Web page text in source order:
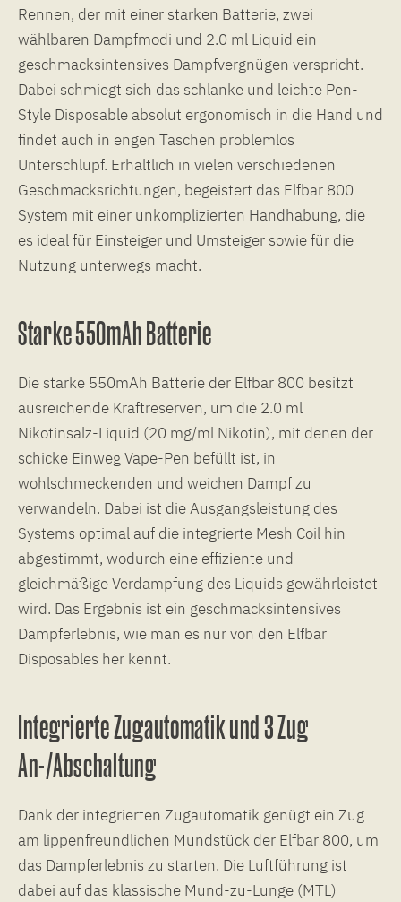
Rennen, der mit einer starken Batterie, zwei
wählbaren Dampfmodi und 2.0 ml Liquid ein
geschmacksintensives Dampfvergnügen verspricht.
Dabei schmiegt sich das schlanke und leichte Pen-
Style Disposable absolut ergonomisch in die Hand und
findet auch in engen Taschen problemlos
Unterschlupf. Erhältlich in vielen verschiedenen
Geschmacksrichtungen, begeistert das Elfbar 800
System mit einer unkomplizierten Handhabung, die
es ideal für Einsteiger und Umsteiger sowie für die
Nutzung unterwegs macht.
Starke 550mAh Batterie
Die starke 550mAh Batterie der Elfbar 800 besitzt
ausreichende Kraftreserven, um die 2.0 ml
Nikotinsalz-Liquid (20 mg/ml Nikotin), mit denen der
schicke Einweg Vape-Pen befüllt ist, in
wohlschmeckenden und weichen Dampf zu
verwandeln. Dabei ist die Ausgangsleistung des
Systems optimal auf die integrierte Mesh Coil hin
abgestimmt, wodurch eine effiziente und
gleichmäßige Verdampfung des Liquids gewährleistet
wird. Das Ergebnis ist ein geschmacksintensives
Dampferlebnis, wie man es nur von den Elfbar
Disposables her kennt.
Integrierte Zugautomatik und 3 Zug
An-/Abschaltung
Dank der integrierten Zugautomatik genügt ein Zug
am lippenfreundlichen Mundstück der Elfbar 800, um
das Dampferlebnis zu starten. Die Luftführung ist
dabei auf das klassische Mund-zu-Lunge (MTL)